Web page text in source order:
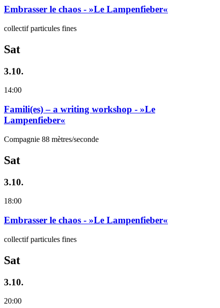
Embrasser le chaos - »Le Lampenfieber«
collectif particules fines
Sat
3.10.
14:00
Famili(es) – a writing workshop - »Le
Lampenfieber«
Compagnie 88 mètres/seconde
Sat
3.10.
18:00
Embrasser le chaos - »Le Lampenfieber«
collectif particules fines
Sat
3.10.
20:00